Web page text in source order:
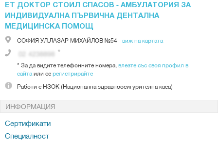
ЕТ ДОКТОР СТОИЛ СПАСОВ - АМБУЛАТОРИЯ ЗА
ИНДИВИДУАЛНА ПЪРВИЧНА ДЕНТАЛНА
МЕДИЦИНСКА ПОМОЩ
СОФИЯ УЛ.ЛАЗАР МИХАЙЛОВ №54 виж на картата
* За да видите телефонните номера, влезте със своя профил в
сайтаили серегистрирайте
Работи с НЗОК (Национална здравноосигурителна каса)
ИНФОРМАЦИЯ
Сертификати
Специалност